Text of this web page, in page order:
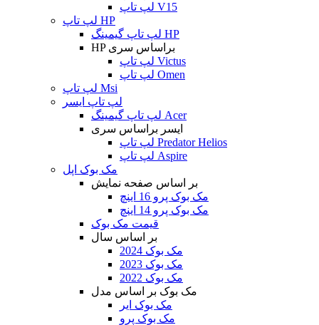
لپ تاپ V15
لپ تاپ HP
لپ تاپ گیمینگ HP
HP براساس سری
لپ تاپ Victus
لپ تاپ Omen
لپ تاپ Msi
لپ تاپ ایسر
لپ تاپ گیمینگ Acer
ایسر براساس سری
لپ تاپ Predator Helios
لپ تاپ Aspire
مک بوک اپل
بر اساس صفحه نمایش
مک بوک پرو 16 اینچ
مک بوک پرو 14 اینچ
قیمت مک بوک
بر اساس سال
مک بوک 2024
مک بوک 2023
مک بوک 2022
مک بوک بر اساس مدل
مک بوک ایر
مک بوک پرو